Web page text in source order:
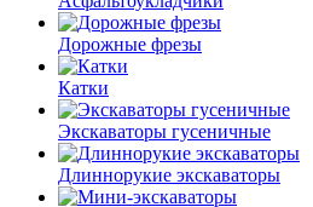
Дорожные фрезы
Катки
Экскаваторы гусеничные
Длиннорукие экскаваторы